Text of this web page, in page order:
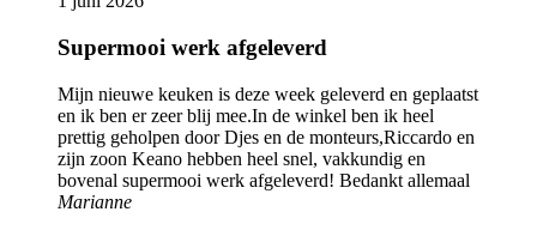
Supermooi werk afgeleverd
Mijn nieuwe keuken is deze week geleverd en geplaatst
en ik ben er zeer blij mee.In de winkel ben ik heel
prettig geholpen door Djes en de monteurs,Riccardo en
zijn zoon Keano hebben heel snel, vakkundig en
bovenal supermooi werk afgeleverd! Bedankt allemaal
Marianne